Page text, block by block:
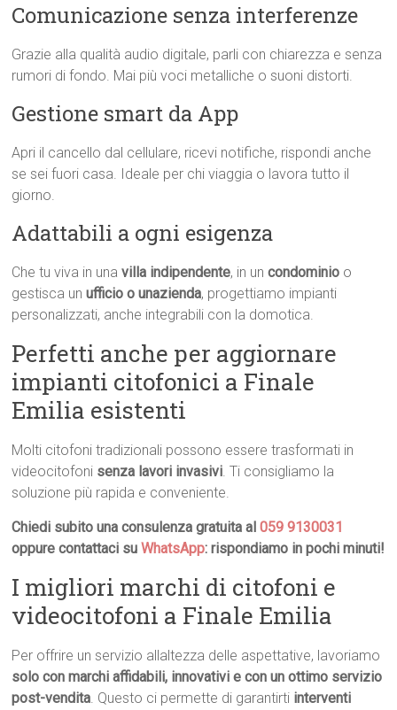
Comunicazione senza interferenze
Grazie alla qualità audio digitale, parli con chiarezza e senza
rumori di fondo. Mai più voci metalliche o suoni distorti.
Gestione smart da App
Apri il cancello dal cellulare, ricevi notifiche, rispondi anche
se sei fuori casa. Ideale per chi viaggia o lavora tutto il
giorno.
Adattabili a ogni esigenza
Che tu viva in unavilla indipendente, in uncondominio o
gestisca unufficio o unazienda, progettiamo impianti
personalizzati, anche integrabili con la domotica.
Perfetti anche per aggiornare
impianti citofonici a Finale
Emilia esistenti
Molti citofoni tradizionali possono essere trasformati in
videocitofoni senza lavori invasivi. Ti consigliamo la
soluzione più rapida e conveniente.
Chiedi subito una consulenza gratuita al059 9130031
oppure contattaci suWhatsApp: rispondiamo in pochi minuti!
I migliori marchi di citofoni e
videocitofoni a Finale Emilia
Per offrire un servizio allaltezza delle aspettative, lavoriamo
solo con marchi affidabili, innovativi e con un ottimo servizio
post-vendita. Questo ci permette di garantirti interventi